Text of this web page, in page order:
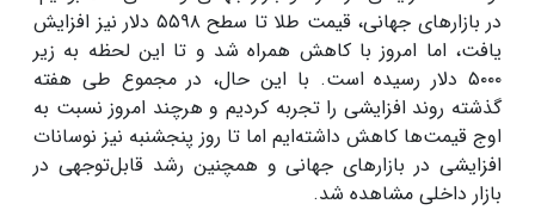
در بازارهای جهانی، قیمت طلا تا سطح ۵۵۹۸ دلار نیز افزایش
یافت، اما امروز با کاهش همراه شد و تا این لحظه به زیر
۵۰۰۰ دلار رسیده است. با این حال، در مجموع طی هفته
گذشته روند افزایشی را تجربه کردیم و هرچند امروز نسبت به
اوج قیمت‌ها کاهش داشته‌ایم اما تا روز پنجشنبه نیز نوسانات
افزایشی در بازارهای جهانی و همچنین رشد قابل‌توجهی در
بازار داخلی مشاهده شد.